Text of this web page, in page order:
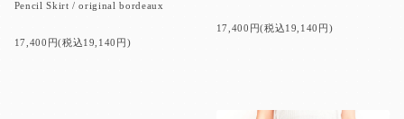
17,400円(税込19,140円)
Pencil Skirt / original bordeaux
17,400円(税込19,140円)